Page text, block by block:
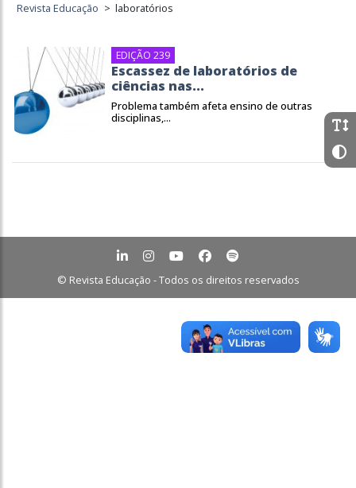
Revista Educação > laboratórios
EDIÇÃO 239
Escassez de laboratórios de
ciências nas...
Problema também afeta ensino de outras
disciplinas,...
© Revista Educação - Todos os direitos reservados